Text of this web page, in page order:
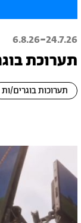
24.7.26
-
6.8.26
תערוכת
תערוכות בוגרים/ות